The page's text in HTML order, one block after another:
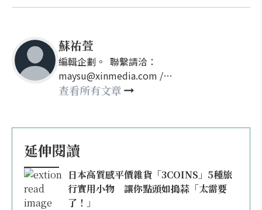
蘇祐萱
編輯企劃。 聯繫請洽：
maysu@xinmedia.com /
may860527@gmail.com
查看所有文章
延伸閱讀
日本高質感平價雜貨「3COINS」5種旅
行實用小物 讓你點頭如搗蒜「太需要
了！」